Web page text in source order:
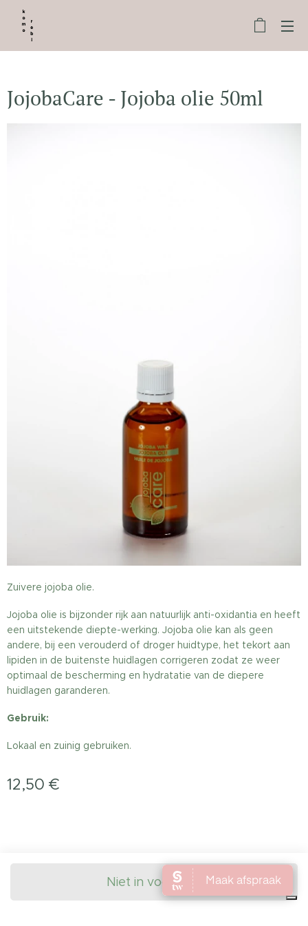
JojobaCare - Jojoba olie 50ml
Zuivere jojoba olie.
Jojoba olie is bijzonder rijk aan natuurlijk anti-oxidantia en heeft
een uitstekende diepte-werking. Jojoba olie kan als geen
andere, bij een verouderd of droger huidtype, het tekort aan
lipiden in de buitenste huidlagen corrigeren zodat ze weer
optimaal de bescherming en hydratatie van de diepere
huidlagen garanderen.
Gebruik:
Lokaal en zuinig gebruiken.
12,50 €
Niet in voorraad